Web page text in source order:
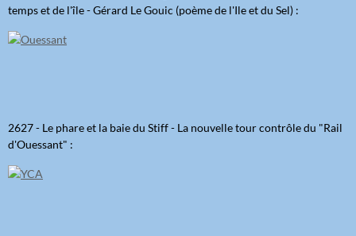
temps et de l'île - Gérard Le Gouic (poème de l'Ile et du Sel) :
2627 - Le phare et la baie du Stiff - La nouvelle tour contrôle du "Rail
d'Ouessant" :